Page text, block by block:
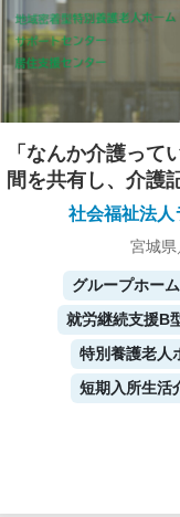
「なんか介護って
間を共有し、介護
社会福祉法人
宮城県
グループホーム
就労継続支援B
特別養護老人
短期入所生活